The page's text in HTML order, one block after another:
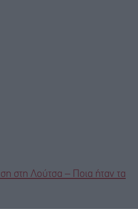
στη Λούτσα – Ποια ήταν τα